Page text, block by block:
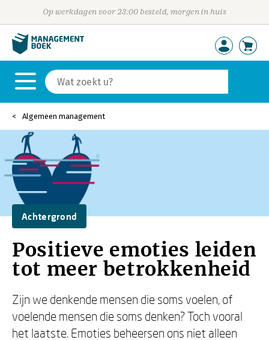
Op werkdagen voor 23:00 besteld, morgen in huis
Algemeen management
Achtergrond
Positieve emoties leiden
tot meer betrokkenheid
Zijn we denkende mensen die soms voelen, of
voelende mensen die soms denken? Toch vooral
het laatste. Emoties beheersen ons niet alleen